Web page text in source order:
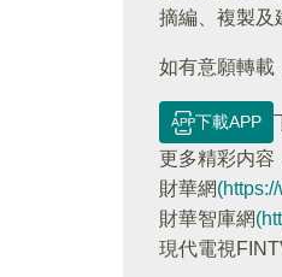
摘編、複製及
如有意願轉載
下載APP
更多精彩内容
財華網
財華智庫網
現代電視